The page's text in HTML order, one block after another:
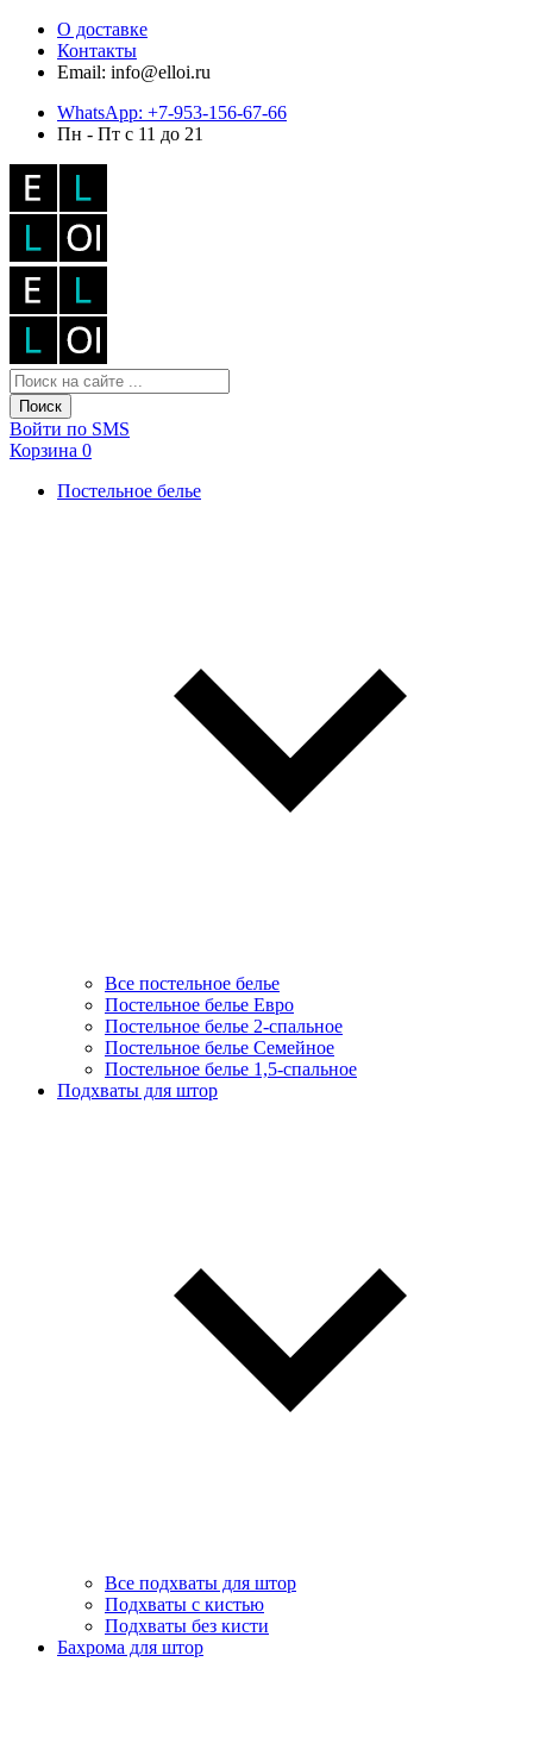
О доставке
Контакты
Email: info@elloi.ru
WhatsApp: +7-953-156-67-66
Пн - Пт с 11 до 21
Поиск
Войти по SMS
Корзина 0
Постельное белье
Все постельное белье
Постельное белье Евро
Постельное белье 2-спальное
Постельное белье Семейное
Постельное белье 1,5-спальное
Подхваты для штор
Все подхваты для штор
Подхваты с кистью
Подхваты без кисти
Бахрома для штор